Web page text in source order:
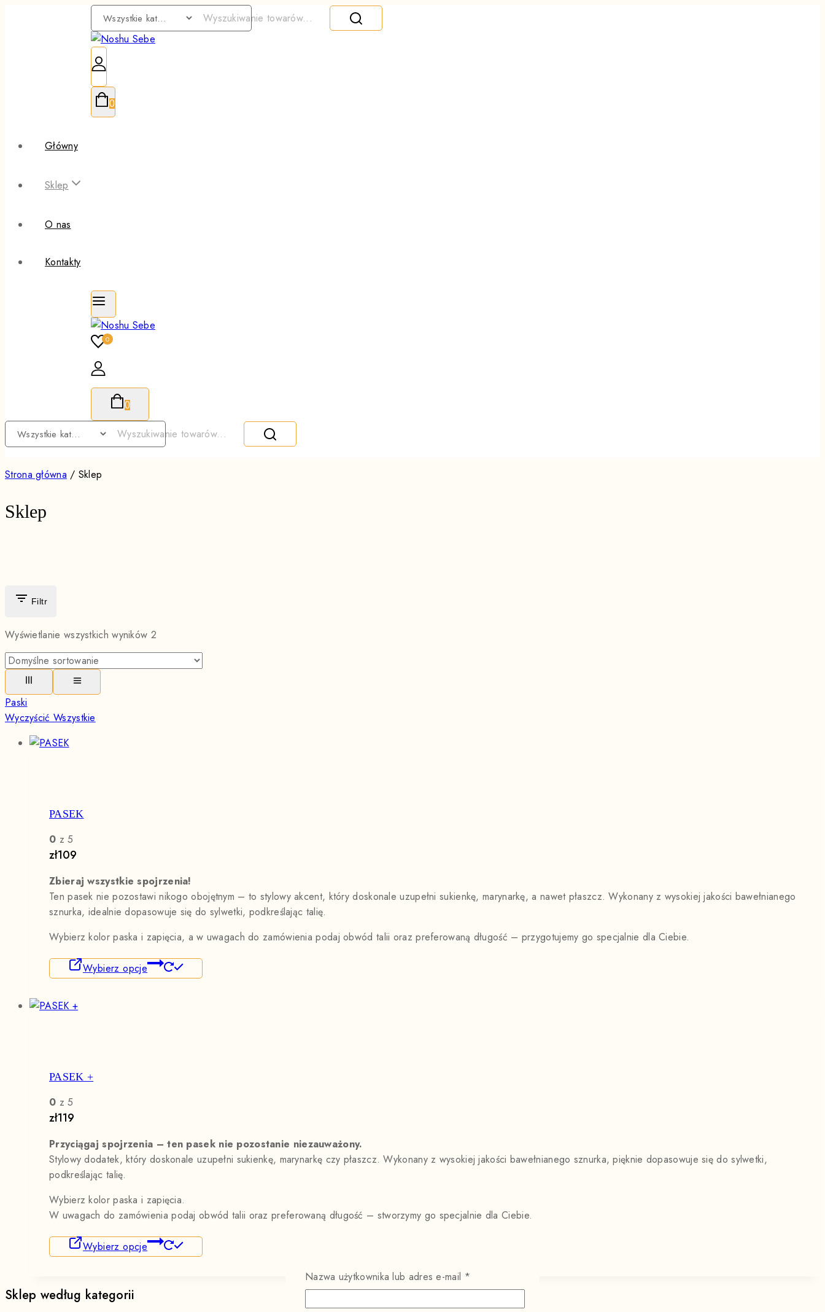
0
Główny
Sklep
O nas
Kontakty
0
0
Strona główna / Sklep
Sklep
Filtr
Wyświetlanie wszystkich wyników 2
Paski
Wyczyścić Wszystkie
PASEK
0 z 5
zł109
Zbieraj wszystkie spojrzenia!
Ten pasek nie pozostawi nikogo obojętnym – to stylowy akcent, który doskonale uzupełni sukienkę, marynarkę, a nawet płaszcz. Wykonany z wysokiej jakości bawełnianego
sznurka, idealnie dopasowuje się do sylwetki, podkreślając talię.
Wybierz kolor paska i zapięcia, a w uwagach do zamówienia podaj obwód talii oraz preferowaną długość – przygotujemy go specjalnie dla Ciebie.
Wybierz opcje
PASEK +
0 z 5
zł119
Przyciągaj spojrzenia – ten pasek nie pozostanie niezauważony.
Stylowy dodatek, który doskonale uzupełni sukienkę, marynarkę czy płaszcz. Wykonany z wysokiej jakości bawełnianego sznurka, pięknie dopasowuje się do sylwetki,
podkreślając talię.
Wybierz kolor paska i zapięcia.
W uwagach do zamówienia podaj obwód talii oraz preferowaną długość – stworzymy go specjalnie dla Ciebie.
Wybierz opcje
Sklep według kategorii
Nazwa użytkownika lub adres e-mail *